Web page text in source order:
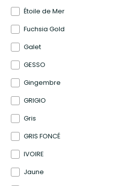
Étoile de Mer
Fuchsia Gold
Galet
GESSO
Gingembre
GRIGIO
Gris
GRIS FONCÉ
IVOIRE
Jaune